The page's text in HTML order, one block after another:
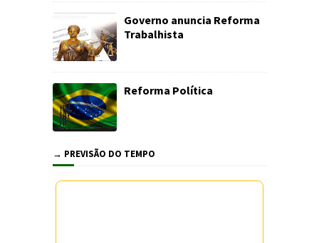
Governo anuncia Reforma
Trabalhista
Reforma Política
→ PREVISÃO DO TEMPO